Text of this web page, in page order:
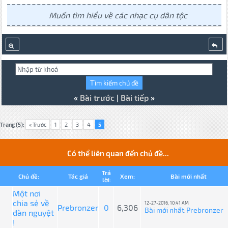
Muốn tìm hiểu về các nhạc cụ dân tộc
« Bài trước| Bài tiếp»
Trang (5): « Trước 1 2 3 4 5
Có thể liên quan đến chủ đề...
Chủ đề: Tác giả
Trả
lời:
Xem: Bài mới nhất
Một nơi
chia sẻ về
đàn nguyệt
!
Prebronzer 0 6,306 12-27-2016, 10:41 AM
Bài mới nhất: Prebronzer